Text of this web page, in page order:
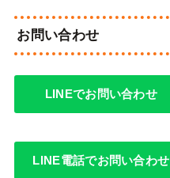
お問い合わせ
LINEでお問い合わせ
LINE電話でお問い合わせ